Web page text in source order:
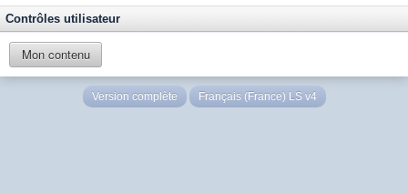
Contrôles utilisateur
Mon contenu
Version complète Français (France) LS v4